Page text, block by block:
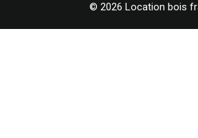
© 2026 Location bois